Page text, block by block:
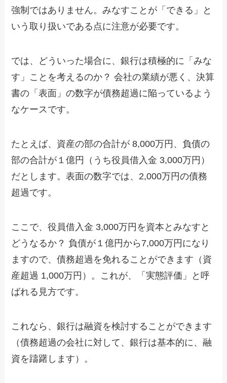
強制ではありません。みなすことが「できる」と
いう取り扱いである点に注意が必要です。
では、どういった場合に、銀行は積極的に「みな
す」ことを考えるのか？ 会社の業績が悪く、決算
書の「表面」の数字が債務超過に陥っているよう
なケースです。
たとえば、資産の部の合計が 8,000万円、負債の
部の合計が１億円（うち役員借入金 3,000万円）
だとします。表面の数字では、2,000万円の債務
超過です。
ここで、役員借入金 3,000万円を資本とみなすと
どうなるか？ 負債が１億円から7,000万円になり
ますので、債務超過を免れることができます（資
産超過 1,000万円）。これが、「実態評価」と呼
ばれる見方です。
これなら、銀行は融資を検討することができます
（債務超過の会社に対して、銀行は基本的に、融
資を躊躇します）。